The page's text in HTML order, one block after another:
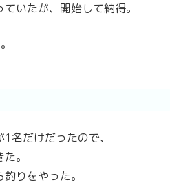
いたが、開始して納得。
名だけだったので、
。
りをやった。